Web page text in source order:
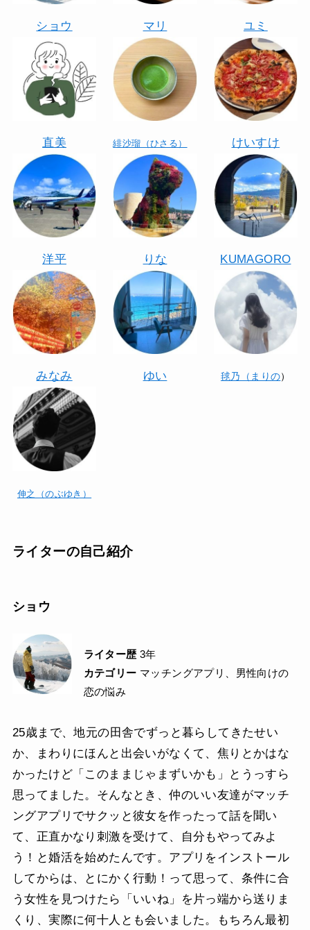
ショウ マリ ユミ
直美 緋沙瑠（ひさる） けいすけ
洋平 りな KUMAGORO
みなみ ゆい 毬乃（まりの）
伸之（のぶゆき）
ライターの自己紹介
ショウ
ライター歴 3年
カテゴリー マッチングアプリ、男性向けの
恋の悩み
25歳まで、地元の田舎でずっと暮らしてきたせい
か、まわりにほんと出会いがなくて、焦りとかはな
かったけど「このままじゃまずいかも」とうっすら
思ってました。そんなとき、仲のいい友達がマッチ
ングアプリでサクッと彼女を作ったって話を聞い
て、正直かなり刺激を受けて、自分もやってみよ
う！と婚活を始めたんです。アプリをインストール
してからは、とにかく行動！って思って、条件に合
う女性を見つけたら「いいね」を片っ端から送りま
くり、実際に何十人とも会いました。もちろん最初